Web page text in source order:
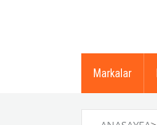
Markalar